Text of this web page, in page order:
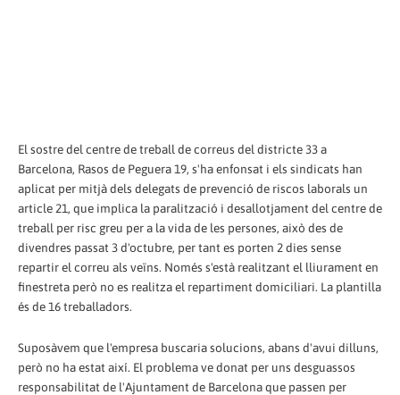
El sostre del centre de treball de correus del districte 33 a
Barcelona, ​​Rasos de Peguera 19, s'ha enfonsat i els sindicats han
aplicat per mitjà dels delegats de prevenció de riscos laborals un
article 21, que implica la paralització i desallotjament del centre de
treball per risc greu per a la vida de les persones, això des de
divendres passat 3 d'octubre, per tant es porten 2 dies sense
repartir el correu als veïns. Només s'està realitzant el lliurament en
finestreta però no es realitza el repartiment domiciliari. La plantilla
és de 16 treballadors.
Suposàvem que l'empresa buscaria solucions, abans d'avui dilluns,
però no ha estat així. El problema ve donat per uns desguassos
responsabilitat de l'Ajuntament de Barcelona que passen per